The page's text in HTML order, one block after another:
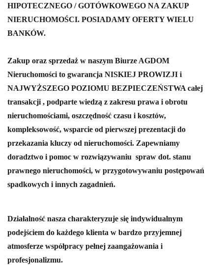
HIPOTECZNEGO / GOTÓWKOWEGO NA ZAKUP
NIERUCHOMOŚCI. POSIADAMY OFERTY WIELU
BANKÓW.
Zakup oraz sprzedaż w naszym Biurze AGDOM
Nieruchomości to gwarancja NISKIEJ PROWIZJI i
NAJWYŻSZEGO POZIOMU BEZPIECZEŃSTWA całej
transakcji , podparte wiedzą z zakresu prawa i obrotu
nieruchomościami, oszczędność czasu i kosztów,
kompleksowość, wsparcie od pierwszej prezentacji do
przekazania kluczy od nieruchomości. Zapewniamy
doradztwo i pomoc w rozwiązywaniu spraw dot. stanu
prawnego nieruchomości, w przygotowywaniu postępowań
spadkowych i innych zagadnień.
Działalność nasza charakteryzuje się indywidualnym
podejściem do każdego klienta w bardzo przyjemnej
atmosferze współpracy pełnej zaangażowania i
profesjonalizmu.